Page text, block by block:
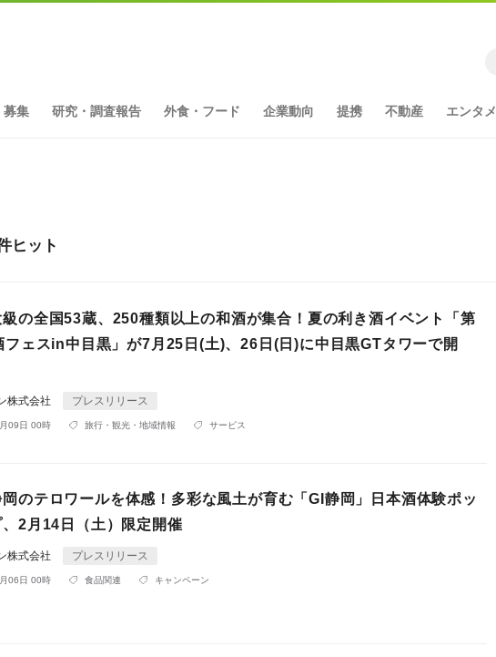
募集 研究・調査報告 外食・フード 企業動向 提携 不動産 エンタメ
ヒット
の全国53蔵、250種類以上の和酒が集合！夏の利き酒イベント「第
フェスin中目黒」が7月25日(土)、26日(日)に中目黒GTタワーで開
株式会社 プレスリリース
09日 00時 旅行・観光・地域情報 サービス
のテロワールを体感！多彩な風土が育む「GI静岡」日本酒体験ポッ
、2月14日（土）限定開催
株式会社 プレスリリース
06日 00時 食品関連 キャンペーン